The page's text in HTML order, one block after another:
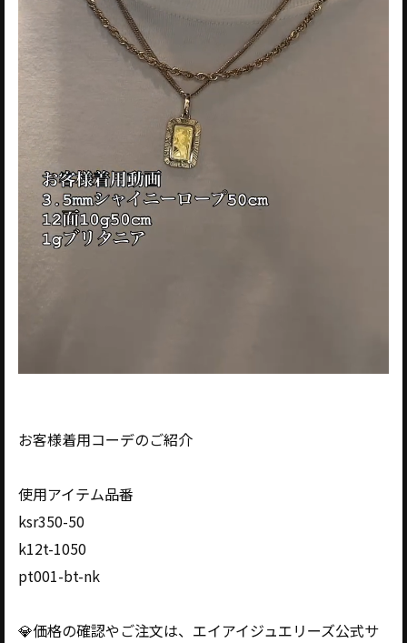
お客様着用コーデのご紹介
使用アイテム品番
ksr350-50
k12t-1050
pt001-bt-nk
💎価格の確認やご注文は、エイアイジュエリーズ公式サ